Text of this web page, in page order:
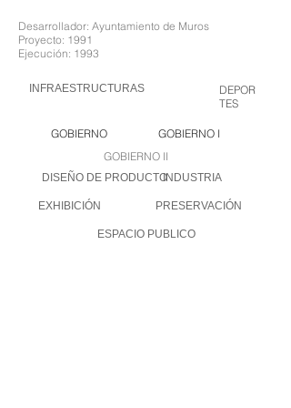
Desarrollador: Ayuntamiento de Muros
Proyecto: 1991
Ejecución: 1993
INFRAESTRUCTURAS
GOBIERNO
DEPOR
TES
GOBIERNO I
GOBIERNO II
DISEÑO DE PRODUCTO
EXHIBICIÓN
INDUSTRIA
PRESERVACIÓN
ESPACIO PUBLICO